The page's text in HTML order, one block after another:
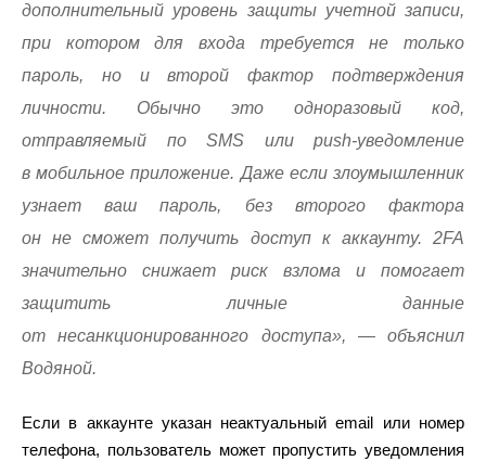
дополнительный уровень защиты учетной записи,
при котором для входа требуется не только
пароль, но и второй фактор подтверждения
личности. Обычно это одноразовый код,
отправляемый по SMS или push-уведомление
в мобильное приложение. Даже если злоумышленник
узнает ваш пароль, без второго фактора
он не сможет получить доступ к аккаунту. 2FA
значительно снижает риск взлома и помогает
защитить личные данные
от несанкционированного доступа», — объяснил
Водяной.
Если в аккаунте указан неактуальный email или номер
телефона, пользователь может пропустить уведомления